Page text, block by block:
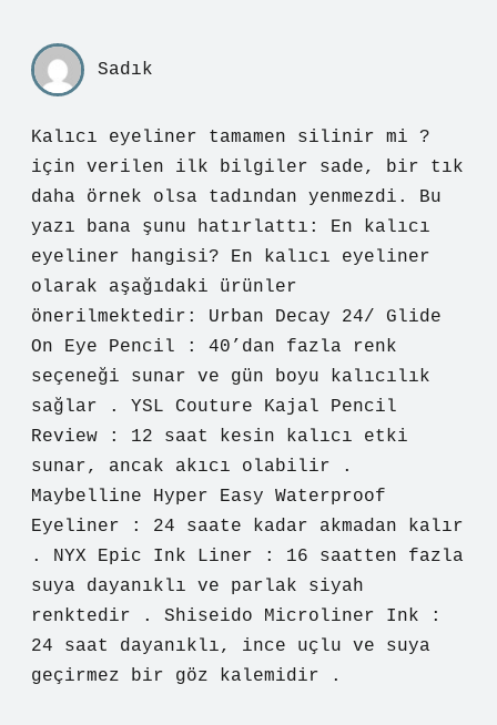
Sadık
Kalıcı eyeliner tamamen silinir mi ?
için verilen ilk bilgiler sade, bir tık
daha örnek olsa tadından yenmezdi. Bu
yazı bana şunu hatırlattı: En kalıcı
eyeliner hangisi? En kalıcı eyeliner
olarak aşağıdaki ürünler
önerilmektedir: Urban Decay 24/ Glide
On Eye Pencil : 40’dan fazla renk
seçeneği sunar ve gün boyu kalıcılık
sağlar . YSL Couture Kajal Pencil
Review : 12 saat kesin kalıcı etki
sunar, ancak akıcı olabilir .
Maybelline Hyper Easy Waterproof
Eyeliner : 24 saate kadar akmadan kalır
. NYX Epic Ink Liner : 16 saatten fazla
suya dayanıklı ve parlak siyah
renktedir . Shiseido Microliner Ink :
24 saat dayanıklı, ince uçlu ve suya
geçirmez bir göz kalemidir .